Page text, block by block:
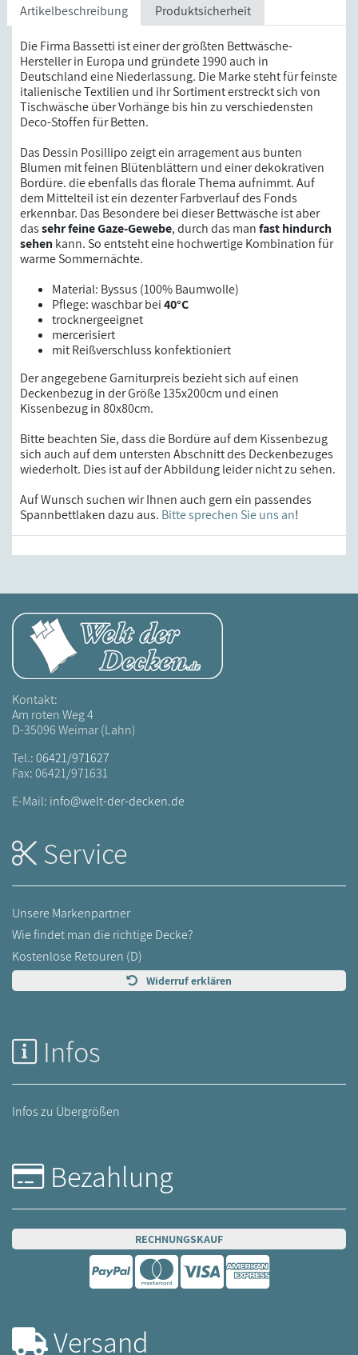
Artikelbeschreibung Produktsicherheit
Die Firma Bassetti ist einer der größten Bettwäsche-
Hersteller in Europa und gründete 1990 auch in
Deutschland eine Niederlassung. Die Marke steht für feinste
italienische Textilien und ihr Sortiment erstreckt sich von
Tischwäsche über Vorhänge bis hin zu verschiedensten
Deco-Stoffen für Betten.
Das Dessin Posillipo zeigt ein arragement aus bunten
Blumen mit feinen Blütenblättern und einer dekokrativen
Bordüre. die ebenfalls das florale Thema aufnimmt. Auf
dem Mittelteil ist ein dezenter Farbverlauf des Fonds
erkennbar. Das Besondere bei dieser Bettwäsche ist aber
dassehr feine Gaze-Gewebe, durch das manfast hindurch
sehen kann. So entsteht eine hochwertige Kombination für
warme Sommernächte.
Material: Byssus (100% Baumwolle)
Pflege: waschbar bei40°C
trocknergeeignet
mercerisiert
mit Reißverschluss konfektioniert
Der angegebene Garniturpreis bezieht sich auf einen
Deckenbezug in der Größe 135x200cm und einen
Kissenbezug in 80x80cm.
Bitte beachten Sie, dass die Bordüre auf dem Kissenbezug
sich auch auf dem untersten Abschnitt des Deckenbezuges
wiederholt. Dies ist auf der Abbildung leider nicht zu sehen.
Auf Wunsch suchen wir Ihnen auch gern ein passendes
Spannbettlaken dazu aus. Bitte sprechen Sie uns an!
Kontakt:
Am roten Weg 4
D-35096 Weimar (Lahn)
Tel.:06421/971627
Fax: 06421/971631
E-Mail: info@welt-der-decken.de
Service
Unsere Markenpartner
Wie findet man die richtige Decke?
Kostenlose Retouren (D)
Widerruf erklären
Infos
Infos zu Übergrößen
Bezahlung
RECHNUNGSKAUF
Versand